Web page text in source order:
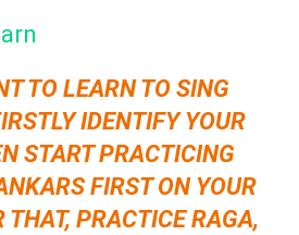
TO LEARN TO SING
IDENTIFY YOUR
START PRACTICING
FIRST ON YOUR
THAT, PRACTICE RAGA,